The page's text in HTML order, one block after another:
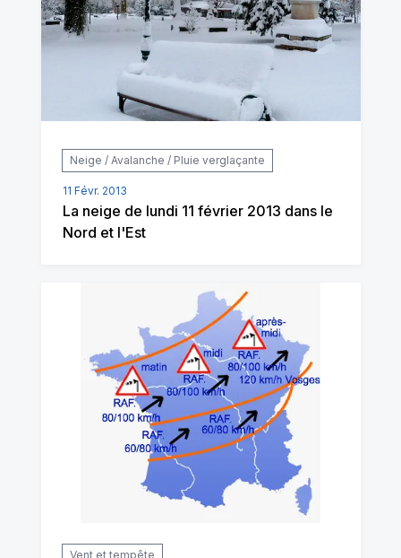
Neige / Avalanche / Pluie verglaçante
11 Févr. 2013
La neige de lundi 11 février 2013 dans le
Nord et l'Est
Vent et tempête